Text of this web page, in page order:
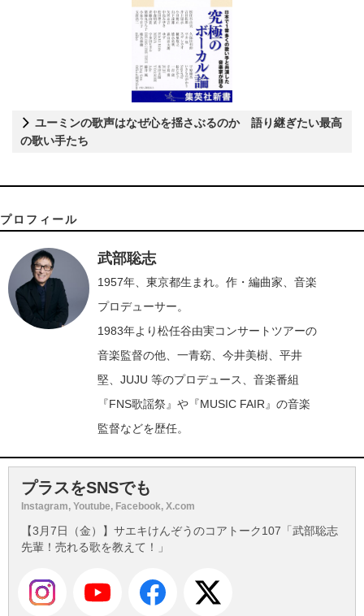
ユーミンの歌声はなぜ心を揺さぶるのか 語り継ぎたい最高
の歌い手たち
プロフィール
武部聡志
1957年、東京都生まれ。作・編曲家、音楽
プロデューサー。
1983年より松任谷由実コンサートツアーの
音楽監督の他、一青窈、今井美樹、平井
堅、JUJU 等のプロデュース、音楽番組
『FNS歌謡祭』や『MUSIC FAIR』の音楽
監督などを歴任。
プラスをSNSでも
Instagram, Youtube, Facebook, X.com
【3月7日（金）】サエキけんぞうのコアトーク107「武部聡志
先輩！売れる歌を教えて！」